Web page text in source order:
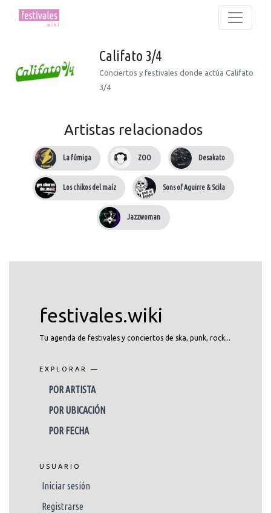
Califato 3/4
Conciertos y festivales donde actúa Califato
3/4
Artistas relacionados
La fúmiga ZOO Desakato
Los chikos del maíz Sons of Aguirre & Scila
Jazzwoman
festivales.wiki
Tu agenda de festivales y conciertos de ska, punk, rock...
EXPLORAR —
POR ARTISTA
POR UBICACIÓN
POR FECHA
USUARIO
Iniciar sesión
Registrarse